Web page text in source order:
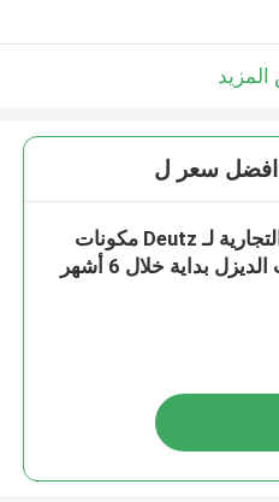
سعر ل
العلامة التجارية لـ Deutz مكونات
بداية خلال 6 أشهر